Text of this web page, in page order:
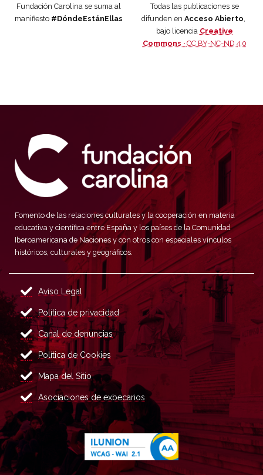
Fundación Carolina se suma al
manifiesto #DóndeEstánEllas
Todas las publicaciones se
difunden en Acceso Abierto
bajo licencia Creative
Commons · CC BY-NC-ND 4.0
Fomento de las relaciones culturales y la cooperación en materia
educativa y científica entre España y los países de la Comunidad
Iberoamericana de Naciones y con otros con especiales vínculos
históricos, culturales y geográficos.
Aviso Legal
Política de privacidad
Canal de denuncias
Política de Cookies
Mapa del Sitio
Asociaciones de exbecarios